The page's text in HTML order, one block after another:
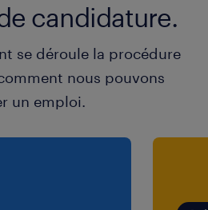
traçage, collage et
de sécurité
:
durée
candidature.
se déroule la procédure
nous pouvons
un emploi.